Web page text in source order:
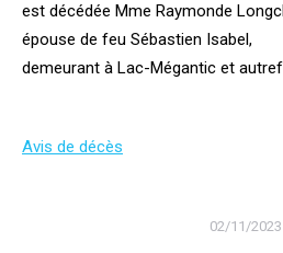
est décédée Mme Raymonde
épouse de feu Sébastien Isabel,
demeurant à Lac-Mégantic et
Avis de décès
02/11/2023